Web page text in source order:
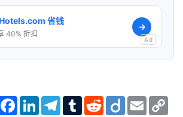
省钱
40% 折扣
→
Ad
Facebook
LinkedInTelegram
TumblrRedditDiigo Email